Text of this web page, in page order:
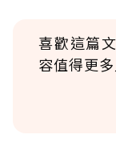
喜歡這篇
容值得更